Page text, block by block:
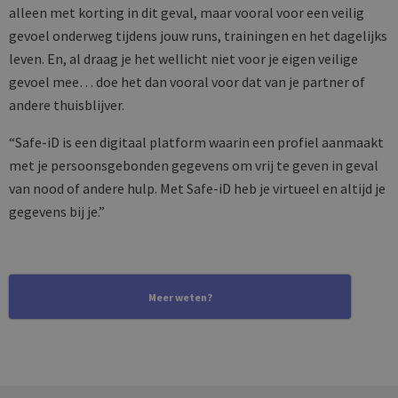
alleen met korting in dit geval, maar vooral voor een veilig
gevoel onderweg tijdens jouw runs, trainingen en het dagelijks
leven. En, al draag je het wellicht niet voor je eigen veilige
gevoel mee… doe het dan vooral voor dat van je partner of
andere thuisblijver.
“Safe-iD is een digitaal platform waarin een profiel aanmaakt
met je persoonsgebonden gegevens om vrij te geven in geval
van nood of andere hulp. Met Safe-iD heb je virtueel en altijd je
gegevens bij je.”
Meer weten?